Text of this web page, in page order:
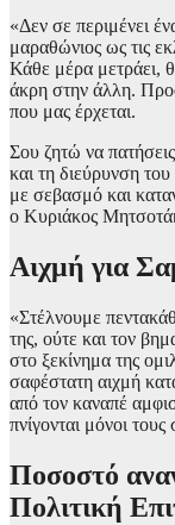
«Δεν σε περιμένει
μαραθώνιος ως τις
Κάθε μέρα μετράει,
άκρη στην άλλη.
που μας έρχεται.
Σου ζητώ να
και τη διεύρυνση
με σεβασμό και
ο Κυριάκος
Αιχμή για
«Στέλνουμε
της, ούτε και τον
στο ξεκίνημα της
σαφέστατη αιχμή
από τον καναπέ
πνίγονται μόνοι
Ποσοστό
Πολιτική